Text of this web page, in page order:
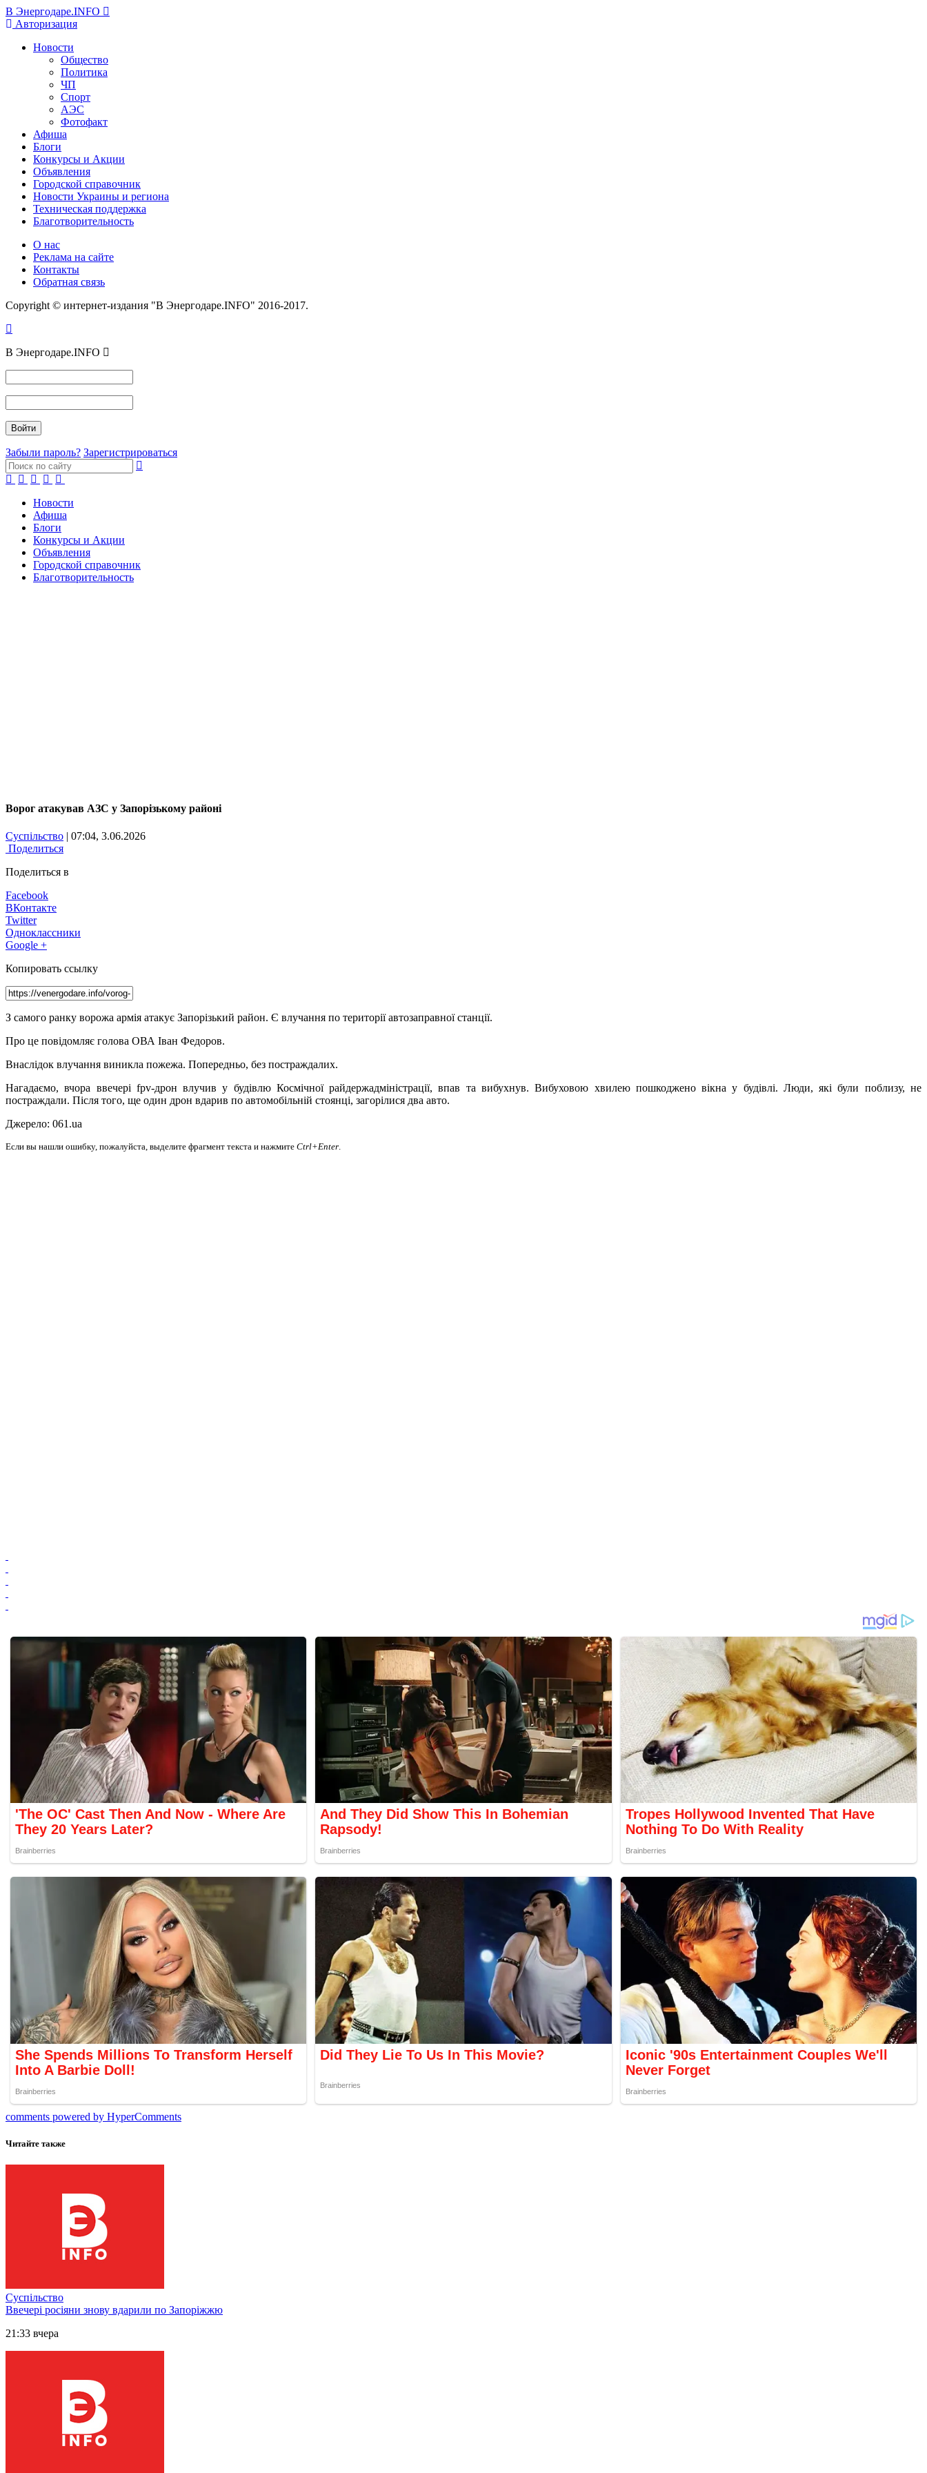
В Энергодаре.INFO
Авторизация
Новости
Общество
Политика
ЧП
Спорт
АЭС
Фотофакт
Афиша
Блоги
Конкурсы и Акции
Объявления
Городской справочник
Новости Украины и региона
Техническая поддержка
Благотворительность
О нас
Реклама на сайте
Контакты
Обратная связь
Copyright © интернет-издания "В Энергодаре.INFO" 2016-2017.
В Энергодаре.INFO
Забыли пароль? Зарегистрироваться
Новости
Афиша
Блоги
Конкурсы и Акции
Объявления
Городской справочник
Благотворительность
Ворог атакував АЗС у Запорізькому районі
Суспільство | 07:04, 3.06.2026
Поделиться
Поделиться в
Facebook
ВКонтакте
Twitter
Одноклассники
Google +
Копировать ссылку
З самого ранку ворожа армія атакує Запорізький район. Є влучання по території автозаправної станції.
Про це повідомляє голова ОВА Іван Федоров.
Внаслідок влучання виникла пожежа. Попередньо, без постраждалих.
Нагадаємо, вчора ввечері fpv-дрон влучив у будівлю Космічної райдержадміністрації, впав та вибухнув. Вибуховою хвилею пошкоджено вікна у будівлі. Люди, які були поблизу, не
постраждали. Після того, ще один дрон вдарив по автомобільній стоянці, загорілися два авто.
Джерело: 061.ua
Если вы нашли ошибку, пожалуйста, выделите фрагмент текста и нажмите Ctrl+Enter
comments powered by HyperComments
Читайте также
Суспільство
Ввечері росіяни знову вдарили по Запоріжжю
21:33 вчера